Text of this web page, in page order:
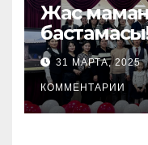
Жас
31 МАРТА, 2025
КОММЕНТАРИИ